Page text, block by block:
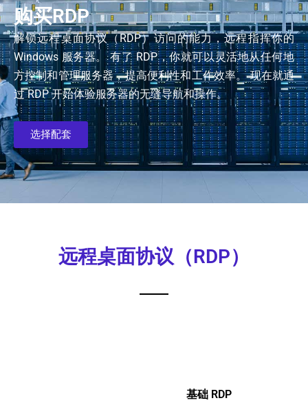
购买RDP
解锁远程桌面协议（RDP）访问的能力，远程指挥你的
Windows 服务器。 有了 RDP，你就可以灵活地从任何地
方控制和管理服务器，提高便利性和工作效率。 现在就通
过 RDP 开始体验服务器的无缝导航和操作。
选择配套
远程桌面协议（RDP）
基础 RDP